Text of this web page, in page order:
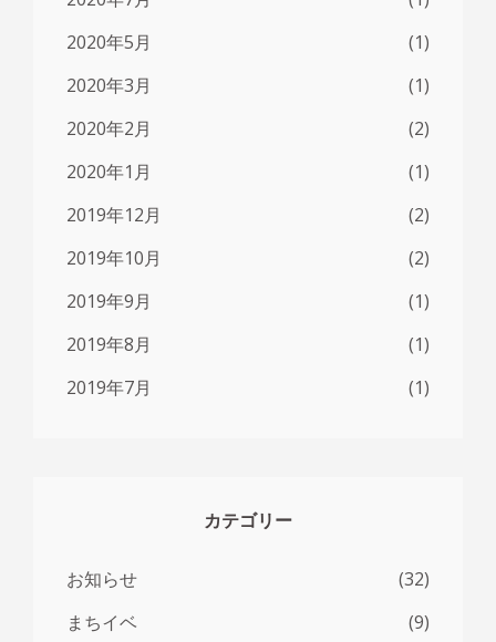
2020年5月
(1)
2020年3月
(1)
2020年2月
(2)
2020年1月
(1)
2019年12月
(2)
2019年10月
(2)
2019年9月
(1)
2019年8月
(1)
2019年7月
(1)
カテゴリー
お知らせ
(32)
まちイベ
(9)